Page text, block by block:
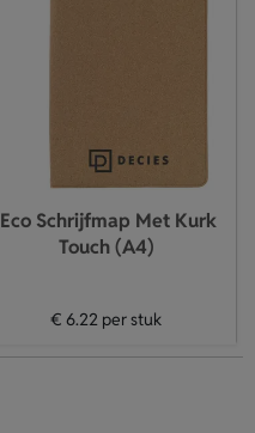
Eco Schrijfmap Met Kurk
Touch (A4)
€ 6.22 per stuk